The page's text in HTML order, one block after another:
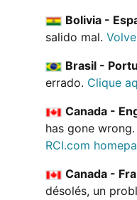
Bolivia -
salido mal.
Brasil -
errado. Clique
Canada -
has gone wrong.
RCI.com
Canada -
désolés, un